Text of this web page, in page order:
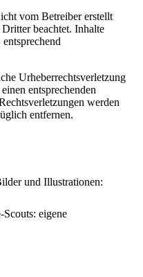
vom Betreiber erstellt
beachtet. Inhalte
Urheberrechtsverletzung
entsprechenden
werden
entfernen.
und Illustrationen:
eigene